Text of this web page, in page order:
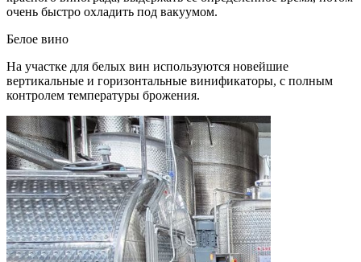
очень быстро охладить под вакуумом.
Белое вино
На участке для белых вин используются новейшие
вертикальные и горизонтальные винификаторы, с полным
контролем температуры брожения.